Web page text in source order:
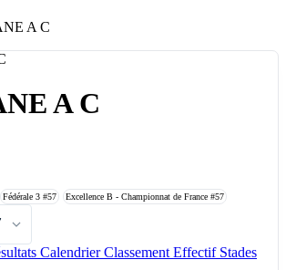
A C
A C
Fédérale 3 #57 Excellence B - Championnat de France #57
CalendrierClassement Effectif Stades